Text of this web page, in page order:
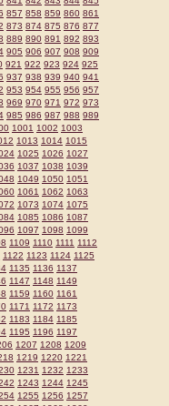
857 858 859 860 861
873 874 875 876 877
889 890 891 892 893
905 906 907 908 909
921 922 923 924 925
937 938 939 940 941
953 954 955 956 957
969 970 971 972 973
985 986 987 988 989
1001 1002 1003
1013 1014 1015
1025 1026 1027
1037 1038 1039
1049 1050 1051
1061 1062 1063
1073 1074 1075
1085 1086 1087
1097 1098 1099
1109 1110 1111 1112
1122 1123 1124 1125
1135 1136 1137
1147 1148 1149
1159 1160 1161
1171 1172 1173
1183 1184 1185
1195 1196 1197
1207 1208 1209
1219 1220 1221
1231 1232 1233
1243 1244 1245
1255 1256 1257